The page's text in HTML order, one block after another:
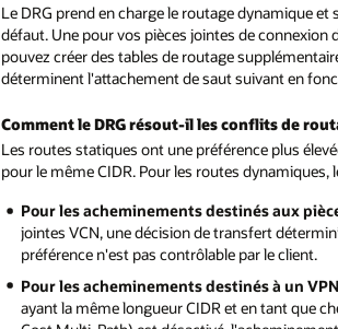
Le DRG prend en charge le routage dynamique
défaut. Une pour vos pièces jointes de connexion
pouvez créer des tables de routage
déterminent l'attachement de saut suivant en
Comment le DRG résout-il les conflits de
Les routes statiques ont une préférence plus
pour le même CIDR. Pour les routes
Pour les acheminements destinés aux
jointes VCN, une décision de transfert
préférence n'est pas contrôlable par le client.
Pour les acheminements destinés à un
ayant la même longueur CIDR et en tant que